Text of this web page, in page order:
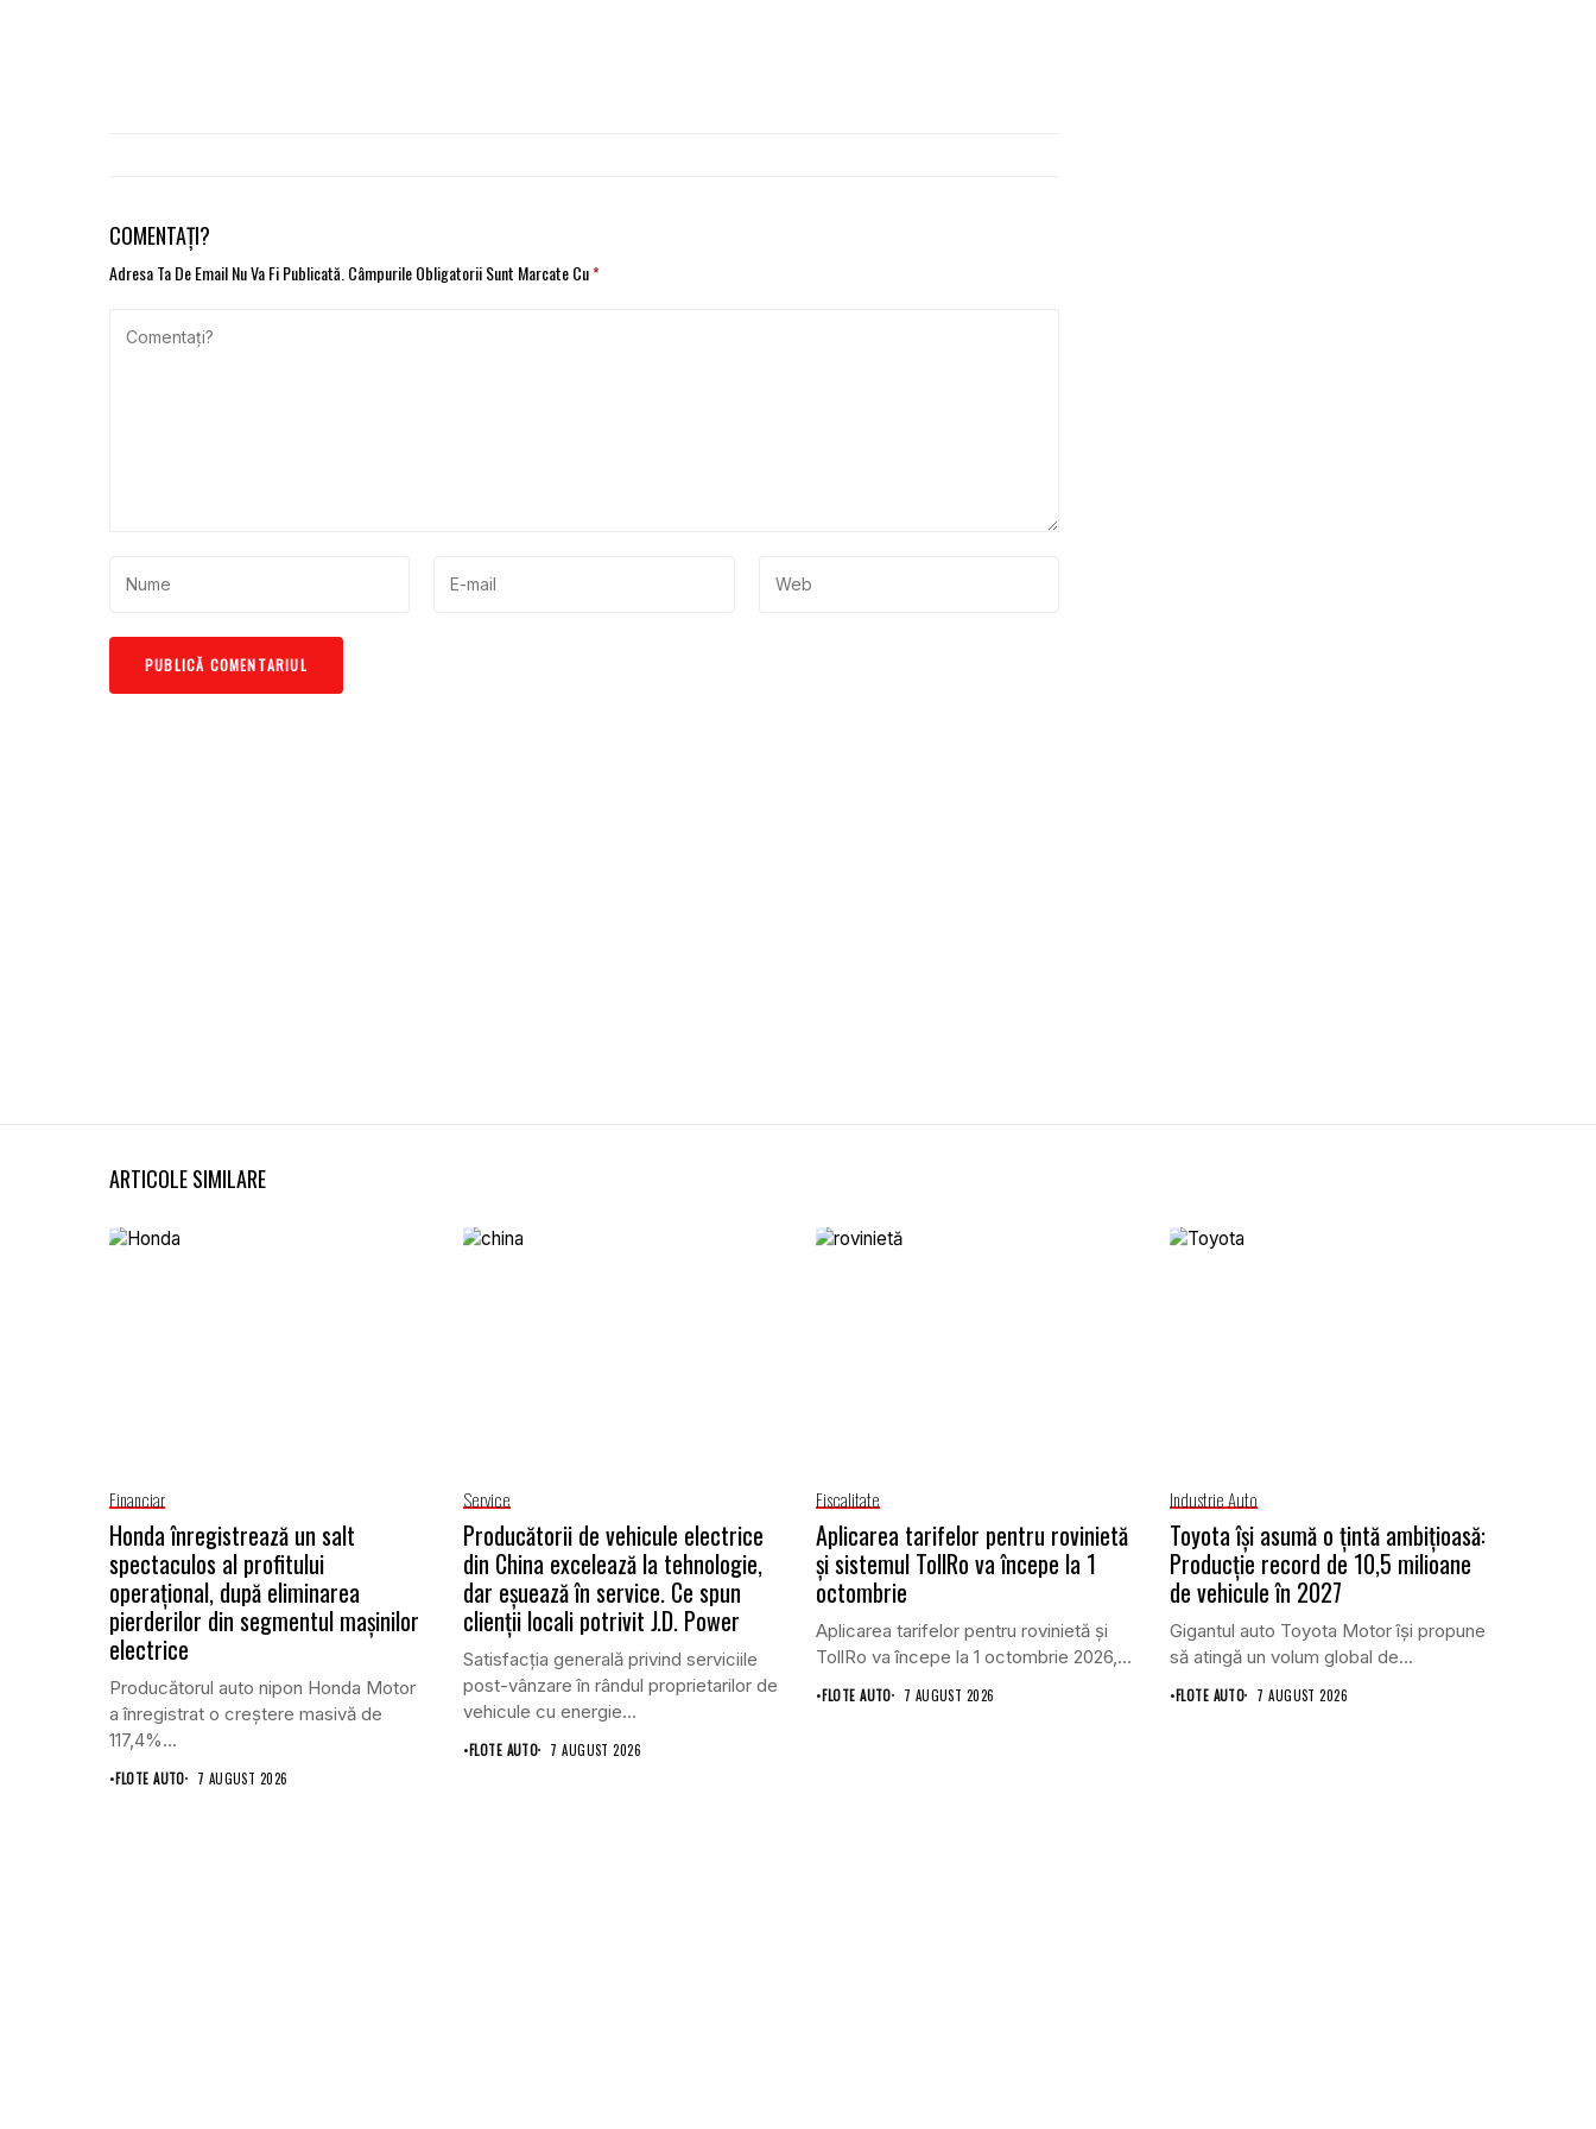
COMENTAȚI?
Adresa Ta De Email Nu Va Fi Publicată. Câmpurile Obligatorii Sunt Marcate Cu*
ARTICOLE SIMILARE
Financiar
Honda înregistrează un salt
spectaculos al profitului
operațional, după eliminarea
pierderilor din segmentul mașinilor
electrice
Producătorul auto nipon Honda Motor
a înregistrat o creștere masivă de
117,4%...
•FLOTE AUTO 7 AUGUST 2026
Service
Producătorii de vehicule electrice
din China excelează la tehnologie,
dar eșuează în service. Ce spun
clienții locali potrivit J.D. Power
Satisfacția generală privind serviciile
post-vânzare în rândul proprietarilor de
vehicule cu energie...
•FLOTE AUTO 7 AUGUST 2026
Fiscalitate
Aplicarea tarifelor pentru rovinietă
și sistemul TollRo va începe la 1
octombrie
Aplicarea tarifelor pentru rovinietă și
TollRo va începe la 1 octombrie 2026,...
•FLOTE AUTO 7 AUGUST 2026
Industrie Auto
Toyota își asumă o țintă ambițioasă:
Producție record de 10,5 milioane
de vehicule în 2027
Gigantul auto Toyota Motor își propune
să atingă un volum global de...
•FLOTE AUTO 7 AUGUST 2026